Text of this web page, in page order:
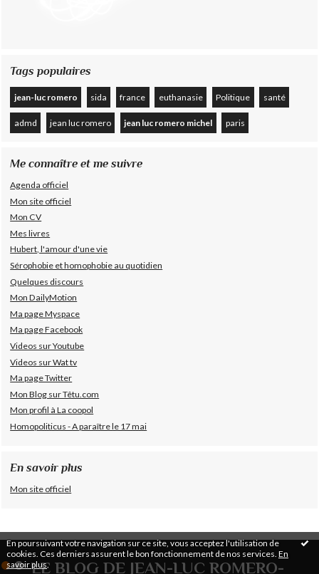
En poursuivant votre navigation sur ce site, vous acceptez l'utilisation de
cookies. Ces derniers assurent le bon fonctionnement de nos services. En
savoir plus.
Tags populaires
jean-luc romero sida france euthanasie Politique santé
admd jean luc romero jean luc romero michel paris
Me connaître et me suivre
Agenda officiel
Mon site officiel
Mon CV
Mes livres
Hubert, l'amour d'une vie
Sérophobie et homophobie au quotidien
Quelques discours
Mon DailyMotion
Ma page Myspace
Ma page Facebook
Videos sur Youtube
Videos sur Wat tv
Ma page Twitter
Mon Blog sur Têtu.com
Mon profil à La coopol
Homopoliticus - A paraître le 17 mai
En savoir plus
Mon site officiel
LE BLOG DE JEAN-LUC ROMERO-